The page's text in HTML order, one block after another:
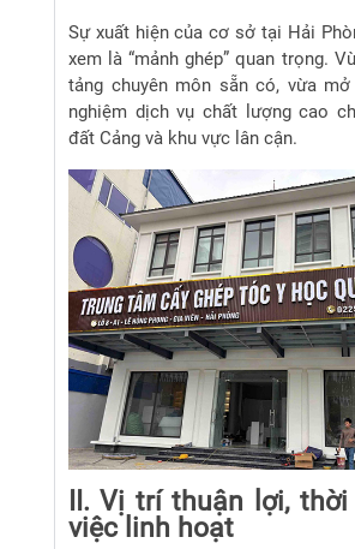
Sự xuất hiện của cơ sở tại Hải
xem là “mảnh ghép” quan trọng.
tảng chuyên môn sẵn có, vừa
nghiệm dịch vụ chất lượng cao
đất Cảng và khu vực lân cận.
II. Vị trí thuận lợi,
việc linh hoạt